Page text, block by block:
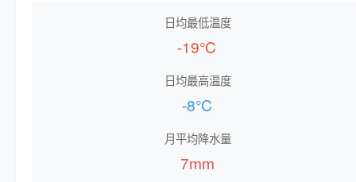
日均最低温度
-19℃
日均最高温度
-8℃
月平均降水量
7mm